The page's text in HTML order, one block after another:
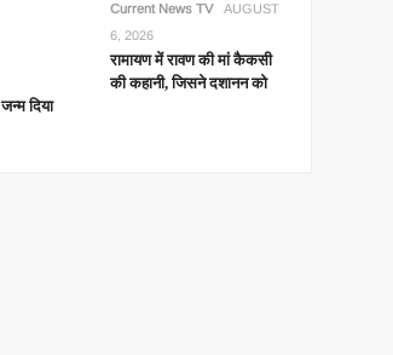
Current News TV
AUGUST
6, 2026
रामायण में रावण की मां कैकसी
की कहानी, जिसने दशानन को
जन्म दिया